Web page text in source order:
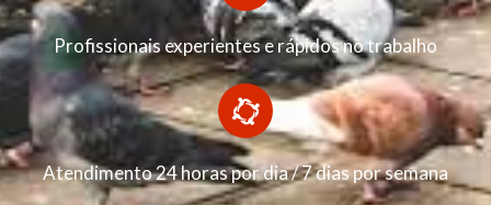
Profissionais experientes e rápidos no trabalho
Atendimento 24 horas por dia / 7 dias por semana